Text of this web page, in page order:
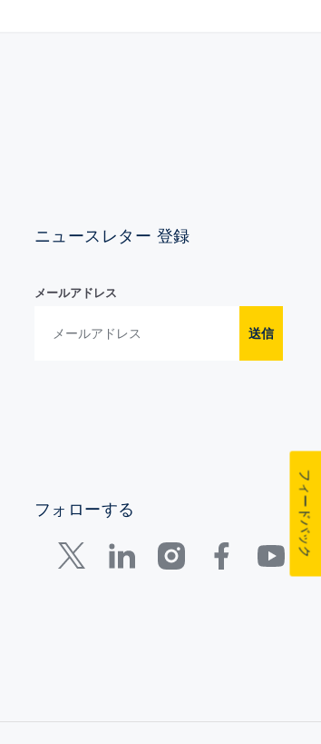
ニュースレター 登録
メールアドレス
送信
フォローする フィードバック